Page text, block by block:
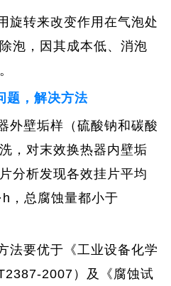
旋转来改变作用在气泡处
泡，因其成本低、消泡
题，解决方法
外壁垢样（硫酸钠和碳酸
，对末效换热器内壁垢
分析发现各效挂片平均
，总腐蚀量都小于
法要优于《工业设备化学
2007）及《腐蚀试